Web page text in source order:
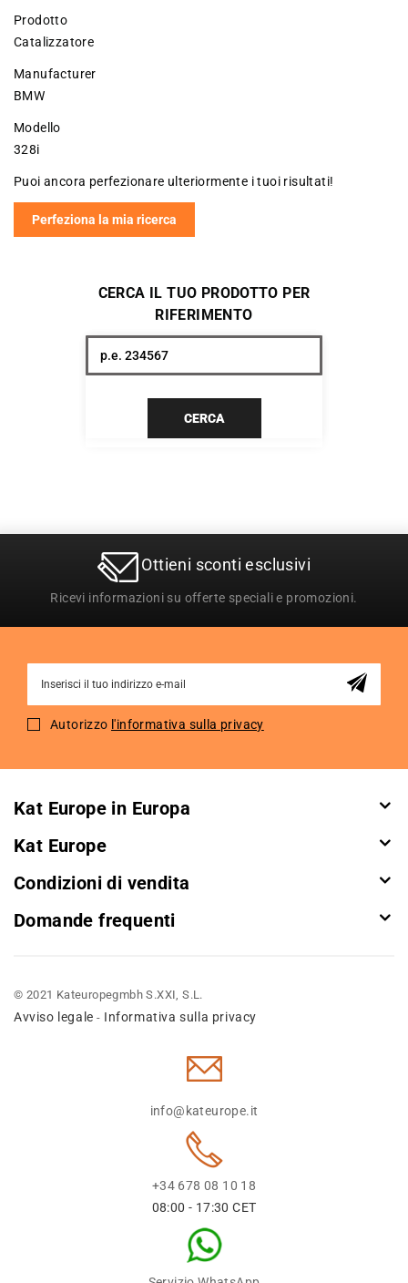
Prodotto
Catalizzatore
Manufacturer
BMW
Modello
328i
Puoi ancora perfezionare ulteriormente i tuoi risultati!
Perfeziona la mia ricerca
CERCA IL TUO PRODOTTO PER
RIFERIMENTO
CERCA
Ottieni sconti esclusivi
Ricevi informazioni su offerte speciali e promozioni.
for
Autorizzo l'informativa sulla privacy
Kat Europe in Europa
Kat Europe
Condizioni di vendita
Domande frequenti
© 2021 Kateuropegmbh S.XXI, S.L.
Avviso legale - Informativa sulla privacy
info@kateurope.it
+34 678 08 10 18
08:00 - 17:30 CET